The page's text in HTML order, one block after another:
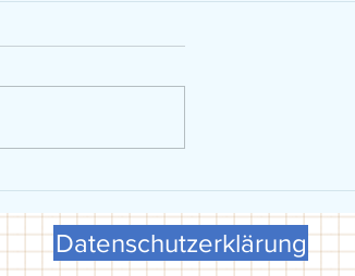
U15 weiblich holt Schwäbische
Meisterschaft in Dillingen
Datenschutzerklärung